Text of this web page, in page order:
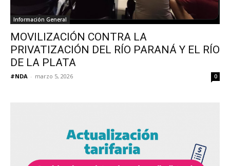
Información General
MOVILIZACIÓN CONTRA LA
PRIVATIZACIÓN DEL RÍO PARANÁ Y EL RÍO
DE LA PLATA
#NDA - marzo 5, 2026 0